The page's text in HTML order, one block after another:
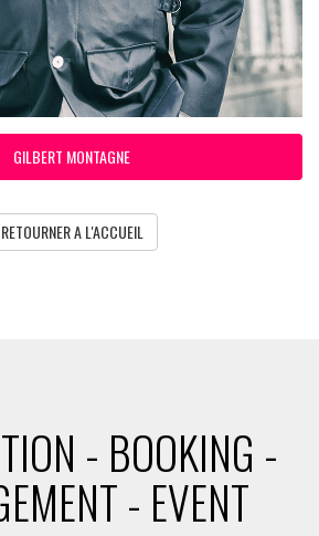
GILBERT MONTAGNE
RETOURNER A L'ACCUEIL
- BOOKING -
- EVENT